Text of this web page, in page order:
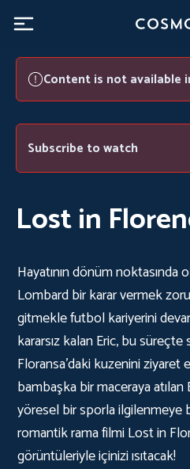
Content is not available
Subscribe to watch
Lost in
Hayatının dönüm noktasında
Lombard bir karar vermek
gitmekle futbol kariyerini
kararsız kalan Eric, bu
Floransa’daki kuzenini ziyaret
bambaşka bir maceraya atılan
yöresel bir sporla ilgilenmeye
romantik rama filmi Lost in
görüntüleriyle içinizi ısıtacak!